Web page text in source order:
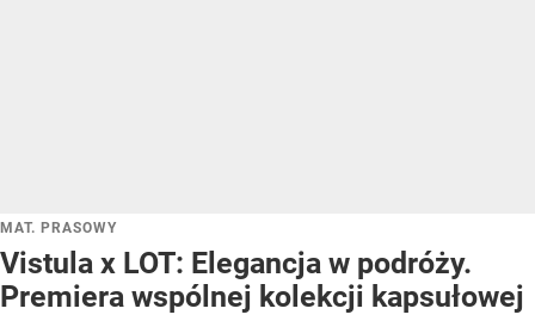
MAT. PRASOWY
Vistula x LOT: Elegancja w podróży.
Premiera wspólnej kolekcji kapsułowej